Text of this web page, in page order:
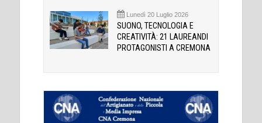
Lunedì 20 Luglio 2026
SUONO, TECNOLOGIA E
CREATIVITÀ: 21 LAUREANDI
PROTAGONISTI A CREMONA